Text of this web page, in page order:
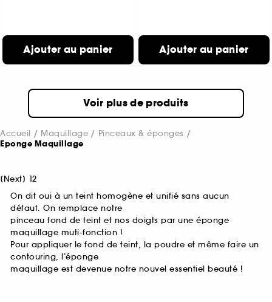
Ajouter au panier Ajouter au panier
Voir plus de produits
Accueil Maquillage Pinceaux & éponges
Eponge Maquillage
[Next] 12
On dit oui à un teint homogène et unifié sans aucun
défaut. On remplace notre
pinceau fond de teint et nos doigts par une éponge
maquillage muti-fonction !
Pour appliquer le fond de teint, la poudre et même faire un
contouring, l’éponge
maquillage est devenue notre nouvel essentiel beauté !